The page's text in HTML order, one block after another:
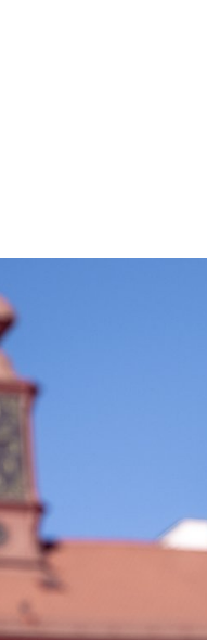
Kam vyrazit
©